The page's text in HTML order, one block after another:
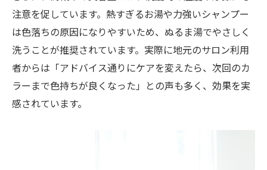
注意を促しています。熱すぎるお湯や力強いシャンプー
は色落ちの原因になりやすいため、ぬるま湯でやさしく
洗うことが推奨されています。実際に地元のサロン利用
者からは「アドバイス通りにケアを変えたら、次回のカ
ラーまで色持ちが良くなった」との声も多く、効果を実
感されています。